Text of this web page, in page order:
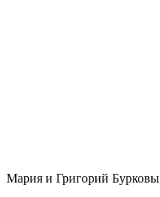
Мария и Григорий Бурковы